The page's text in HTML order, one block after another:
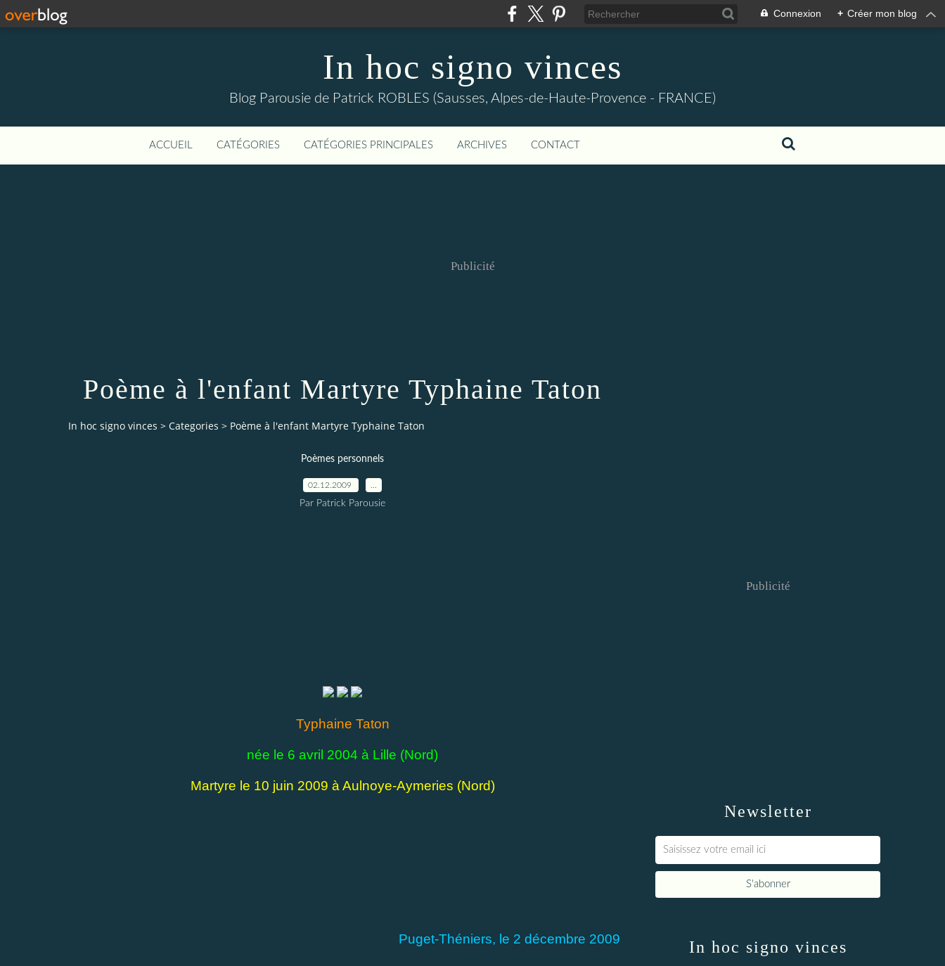
Connexion + Créer mon blog
In hoc signo vinces
Blog Parousie de Patrick ROBLES (Sausses, Alpes-de-Haute-Provence - FRANCE)
ACCUEIL CATÉGORIES CATÉGORIES PRINCIPALES ARCHIVES CONTACT
Publicité
Poème à l'enfant Martyre Typhaine Taton
In hoc signo vinces > Categories > Poème à l'enfant Martyre Typhaine Taton
Poèmes personnels
02.12.2009
Par Patrick Parousie
Typhaine Taton
née le 6 avril 2004 à Lille (Nord)
Martyre le 10 juin 2009 à Aulnoye-Aymeries (Nord)
Puget-Théniers, le 2 décembre 2009
Newsletter
Publicité
In hoc signo vinces